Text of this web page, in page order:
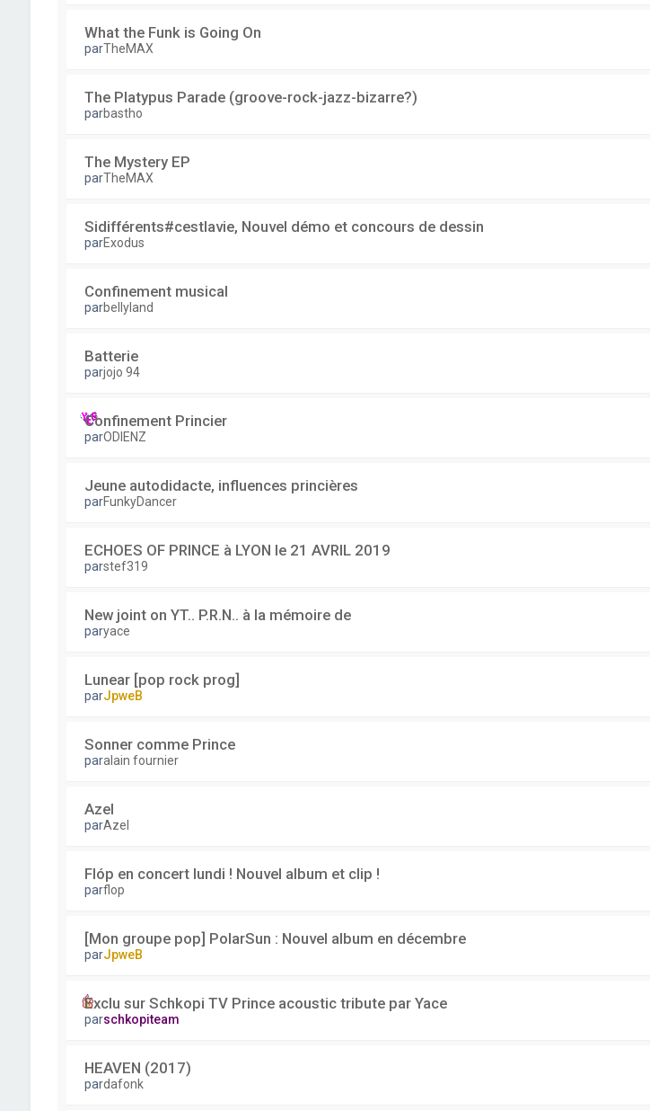
What the Funk is Going On
parTheMAX
The Platypus Parade (groove-rock-jazz-bizarre?)
parbastho
The Mystery EP
parTheMAX
Sidifférents#cestlavie, Nouvel démo et concours de dessin
parExodus
Confinement musical
parbellyland
Batterie
parjojo 94
Confinement Princier
parODIENZ
Jeune autodidacte, influences princières
parFunkyDancer
ECHOES OF PRINCE à LYON le 21 AVRIL 2019
parstef319
New joint on YT.. P.R.N.. à la mémoire de
paryace
Lunear [pop rock prog]
parJpweB
Sonner comme Prince
paralain fournier
Azel
parAzel
Flóp en concert lundi ! Nouvel album et clip !
parflop
[Mon groupe pop] PolarSun : Nouvel album en décembre
parJpweB
Exclu sur Schkopi TV Prince acoustic tribute par Yace
parschkopiteam
HEAVEN (2017)
pardafonk